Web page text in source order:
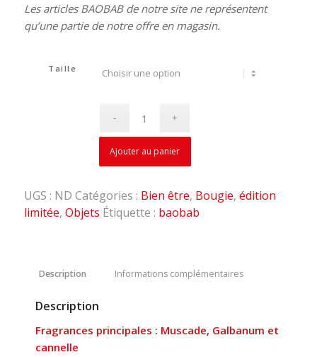
Les articles BAOBAB de notre site ne représentent
qu’une partie de notre offre en magasin.
Taille
Ajouter au panier
UGS : ND Catégories : Bien être, Bougie, édition
limitée, Objets Étiquette : baobab
Description Informations complémentaires
Description
Fragrances principales : Muscade, Galbanum et
cannelle